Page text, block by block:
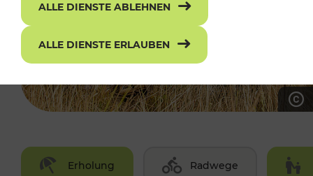
Erholung Radwege
ALLE DIENSTE ABLEHNEN
ALLE DIENSTE ERLAUBEN